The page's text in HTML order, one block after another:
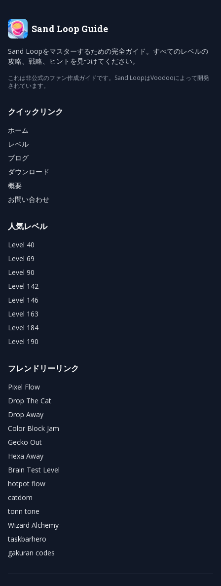
Sand Loop Guide
Sand Loopをマスターするための完全ガイド。すべてのレベルの
攻略、戦略、ヒントを見つけてください。
これは非公式のファン作成ガイドです。Sand LoopはVoodooによって開発
されています。
クイックリンク
ホーム
レベル
ブログ
ダウンロード
概要
お問い合わせ
人気レベル
Level 40
Level 69
Level 90
Level 142
Level 146
Level 163
Level 184
Level 190
フレンドリーリンク
Pixel Flow
Drop The Cat
Drop Away
Color Block Jam
Gecko Out
Hexa Away
Brain Test Level
hotpot flow
catdom
tonn tone
Wizard Alchemy
taskbarhero
gakuran codes